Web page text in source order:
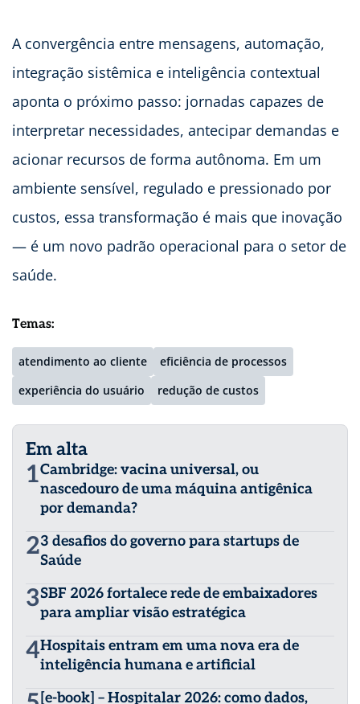
A convergência entre mensagens, automação,
integração sistêmica e inteligência contextual
aponta o próximo passo: jornadas capazes de
interpretar necessidades, antecipar demandas e
acionar recursos de forma autônoma. Em um
ambiente sensível, regulado e pressionado por
custos, essa transformação é mais que inovação
— é um novo padrão operacional para o setor de
saúde.
Temas:
atendimento ao cliente
eficiência de processos
experiência do usuário
redução de custos
Em alta
1Cambridge: vacina universal, ou
nascedouro de uma máquina antigênica
por demanda?
23 desafios do governo para startups de
Saúde
3SBF 2026 fortalece rede de embaixadores
para ampliar visão estratégica
4Hospitais entram em uma nova era de
inteligência humana e artificial
[e-book] – Hospitalar 2026: como dados,